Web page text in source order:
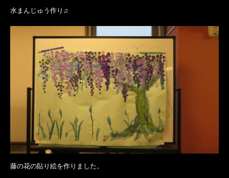
水まんじゅう作り♫
藤の花の貼り絵を作りました。